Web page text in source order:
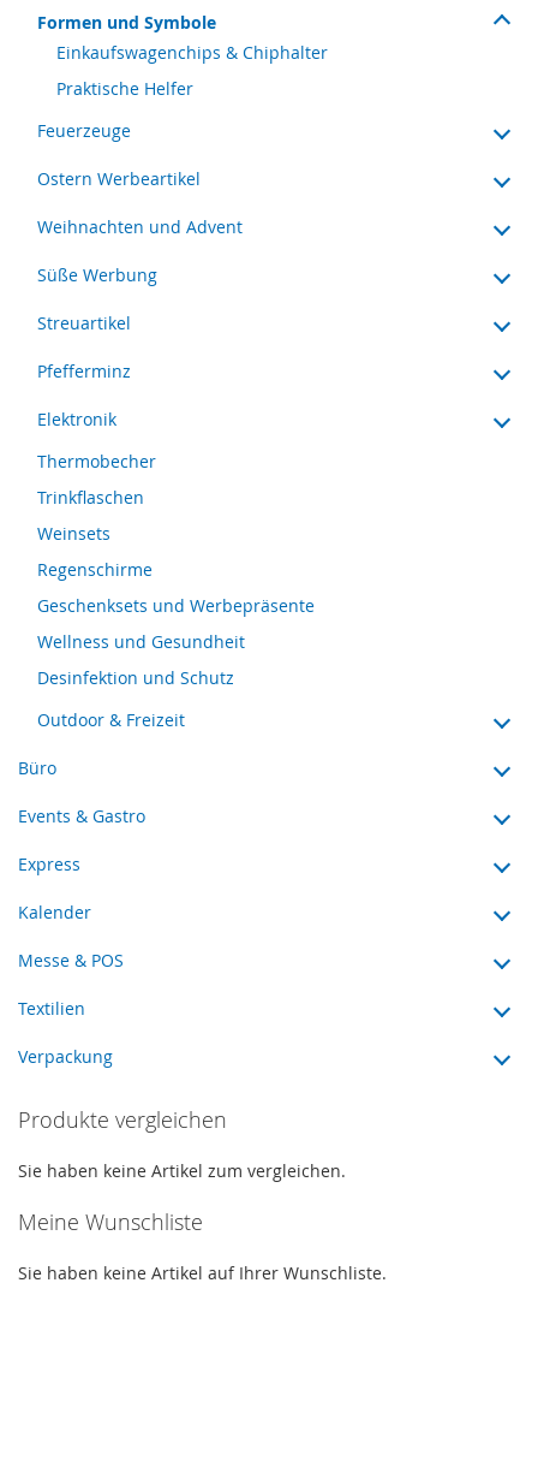
Formen und Symbole
Einkaufswagenchips & Chiphalter
Praktische Helfer
Feuerzeuge
Ostern Werbeartikel
Weihnachten und Advent
Süße Werbung
Streuartikel
Pfefferminz
Elektronik
Thermobecher
Trinkflaschen
Weinsets
Regenschirme
Geschenksets und Werbepräsente
Wellness und Gesundheit
Desinfektion und Schutz
Outdoor & Freizeit
Büro
Events & Gastro
Express
Kalender
Messe & POS
Textilien
Verpackung
Produkte vergleichen
Sie haben keine Artikel zum vergleichen.
Meine Wunschliste
Sie haben keine Artikel auf Ihrer Wunschliste.